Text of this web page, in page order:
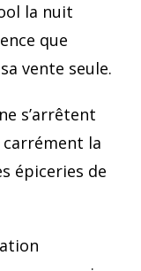
la nuit
que
vente seule.
s’arrêtent
la
épiceries de